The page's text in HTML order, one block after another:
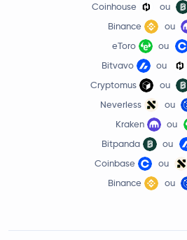
Coinhouse ou
Binance
ou
eToro
ou
Bitvavo
ou
Cryptomus
ou
Neverless
ou
Kraken
ou
Bitpanda
ou
Coinbase
ou
Binance
ou